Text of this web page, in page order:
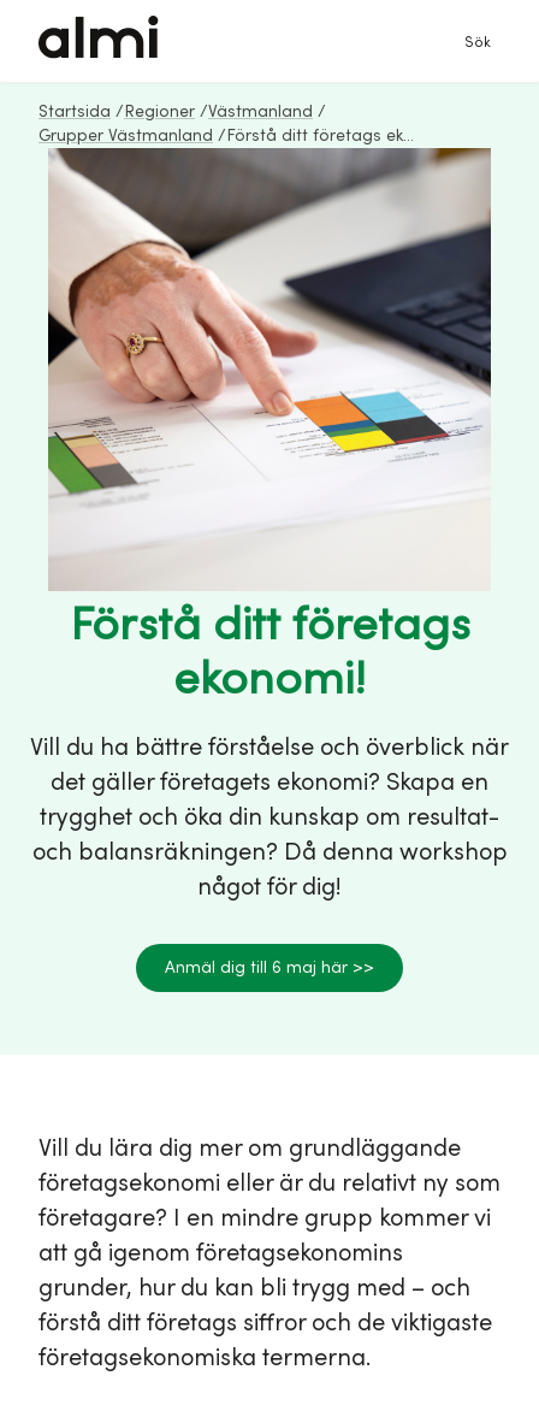
Sök
Startsida / Regioner /Västmanland /
Grupper Västmanland / Förstå ditt företags ekonomi
Förstå ditt företags
ekonomi!
Vill du ha bättre förståelse och överblick när
det gäller företagets ekonomi? Skapa en
trygghet och öka din kunskap om resultat-
och balansräkningen? Då denna workshop
något för dig!
Anmäl dig till 6 maj här >>
Vill du lära dig mer om grundläggande
företagsekonomi eller är du relativt ny som
företagare? I en mindre grupp kommer vi
att gå igenom företagsekonomins
grunder, hur du kan bli trygg med – och
förstå ditt företags siffror och de viktigaste
företagsekonomiska termerna.